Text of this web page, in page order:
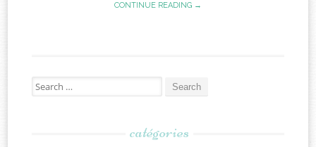
CONTINUE READING →
Search
for:
catégories